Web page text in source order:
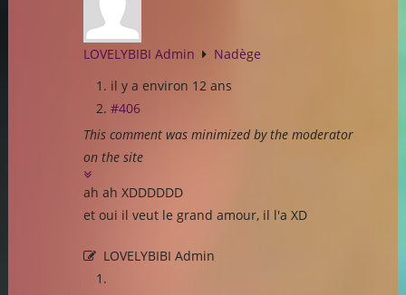
LOVELYBIBI Admin
Nadège
il y a environ 12 ans
#406
This comment was minimized by the moderator
on the site
ah ah XDDDDDD
et oui il veut le grand amour, il l'a XD
LOVELYBIBI Admin